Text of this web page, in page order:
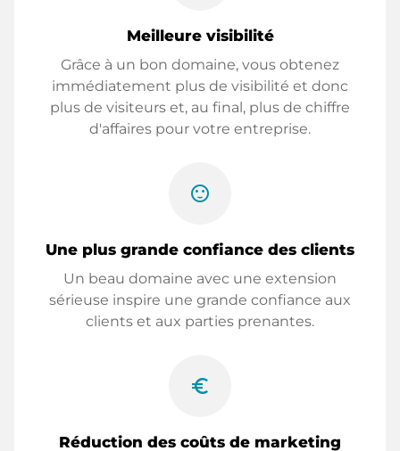
Meilleure visibilité
Grâce à un bon domaine, vous obtenez
immédiatement plus de visibilité et donc
plus de visiteurs et, au final, plus de chiffre
d'affaires pour votre entreprise.
sentiment_satisfied
Une plus grande confiance des clients
Un beau domaine avec une extension
sérieuse inspire une grande confiance aux
clients et aux parties prenantes.
euro_symbol
Réduction des coûts de marketing